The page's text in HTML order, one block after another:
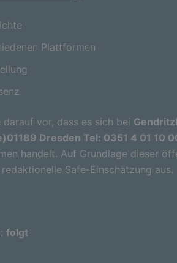
Plattformen
vor, dass es sich bei
Dresden Tel: 0351 4 01 10
handelt. Auf Grundlage dieser
Safe-Einschätzung aus.
folgt